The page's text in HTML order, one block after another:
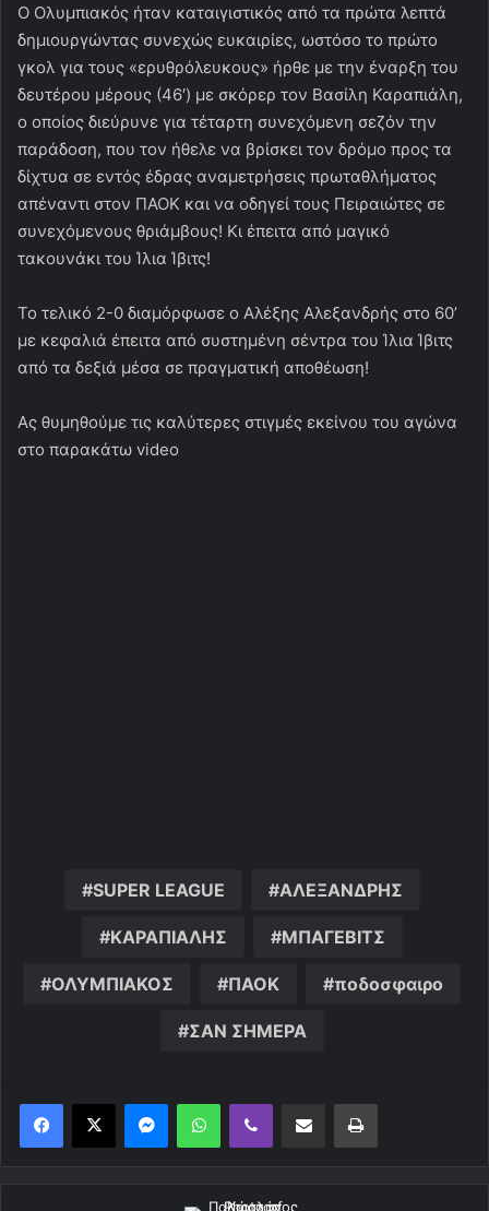
Ο Ολυμπιακός ήταν καταιγιστικός από τα πρώτα λεπτά
δημιουργώντας συνεχώς ευκαιρίες, ωστόσο το πρώτο
γκολ για τους «ερυθρόλευκους» ήρθε με την έναρξη του
δευτέρου μέρους (46′) με σκόρερ τον Βασίλη Καραπιάλη,
ο οποίος διεύρυνε για τέταρτη συνεχόμενη σεζόν την
παράδοση, που τον ήθελε να βρίσκει τον δρόμο προς τα
δίχτυα σε εντός έδρας αναμετρήσεις πρωταθλήματος
απέναντι στον ΠΑΟΚ και να οδηγεί τους Πειραιώτες σε
συνεχόμενους θριάμβους! Κι έπειτα από μαγικό
τακουνάκι του Ίλια Ίβιτς!
Το τελικό 2-0 διαμόρφωσε ο Αλέξης Αλεξανδρής στο 60’
με κεφαλιά έπειτα από συστημένη σέντρα του Ίλια Ίβιτς
από τα δεξιά μέσα σε πραγματική αποθέωση!
Ας θυμηθούμε τις καλύτερες στιγμές εκείνου του αγώνα
στο παρακάτω video
SUPER LEAGUE ΑΛΕΞΑΝΔΡΗΣ
ΚΑΡΑΠΙΑΛΗΣ ΜΠΑΓΕΒΙΤΣ
ΟΛΥΜΠΙΑΚΟΣ ΠΑΟΚ ποδοσφαιρο
ΣΑΝ ΣΗΜΕΡΑ
MessengerWhatsAppViber Κοινοποίηση μέσω ηλεκτρονικού ταχυδρομείουΕκτύπωση